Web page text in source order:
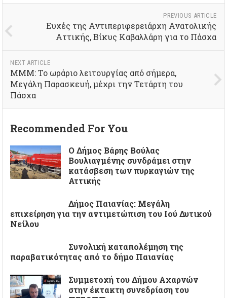
PREVIOUS ARTICLE
Ευχές της Αντιπεριφερειάρχη Ανατολικής
Αττικής, Βίκυς Καβαλλάρη για το Πάσχα
NEXT ARTICLE
ΜΜΜ: Το ωράριο λειτουργίας από σήμερα,
Μεγάλη Παρασκευή, μέχρι την Τετάρτη του
Πάσχα
Recommended For You
Ο Δήμος Βάρης Βούλας
Βουλιαγμένης συνδράμει στην
κατάσβεση των πυρκαγιών της
Αττικής
Δήμος Παιανίας: Μεγάλη
επιχείρηση για την αντιμετώπιση του Ιού Δυτικού
Νείλου
Συνολική καταπολέμηση της
παραβατικότητας από το δήμο Παιανίας
Συμμετοχή του Δήμου Αχαρνών
στην έκτακτη συνεδρίαση του